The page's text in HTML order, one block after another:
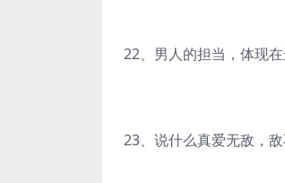
22、男人的担当，体现
23、说什么真爱无敌，敌